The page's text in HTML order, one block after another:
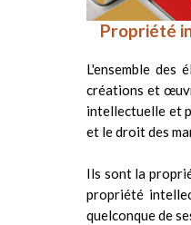
Propriété
L'ensemble des
créations et
intellectuelle et
et le droit des
Ils sont la
propriété
quelconque de